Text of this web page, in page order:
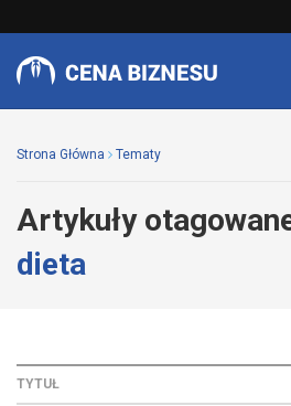
Strona Główna Tematy
Artykuły
dieta
TYTUŁ